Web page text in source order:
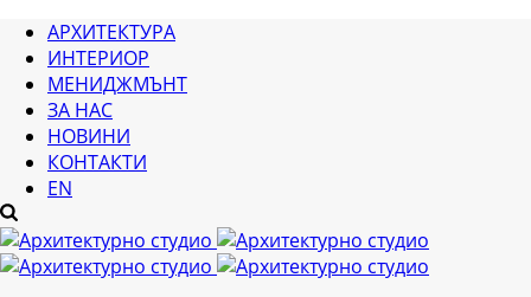
АРХИТЕКТУРА
ИНТЕРИОР
МЕНИДЖМЪНТ
ЗА НАС
НОВИНИ
КОНТАКТИ
EN